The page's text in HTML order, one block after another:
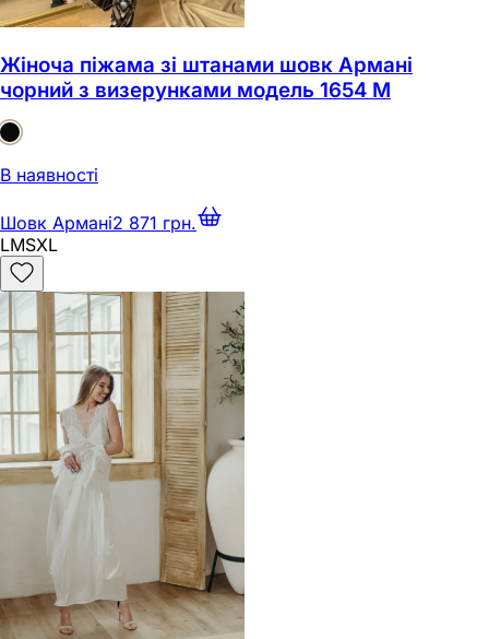
Жіноча піжама зі штанами шовк Армані
чорний з визерунками модель 1654 M
В наявності
Шовк Армані2 871 грн.
LMSXL